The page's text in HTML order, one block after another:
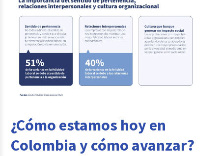
¿Cómo estamos hoy en
Colombia y cómo avanzar?